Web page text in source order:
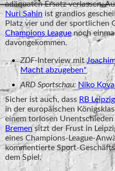
adäquaten Ersatz verlassen.
Nuri Sahin ist grandios
Platz vier und der
Champions Leaguenoch
davongekommen.
ZDF-Interview mit
Macht abzugeben"
ARD Sportschau: Niko
Sicher ist auch, dass RB Leipzig
in der europäischen
einem torlosen
Bremensitzt der Frust in
eines Champions-League-
kommentierte Sport-
dem Spiel.